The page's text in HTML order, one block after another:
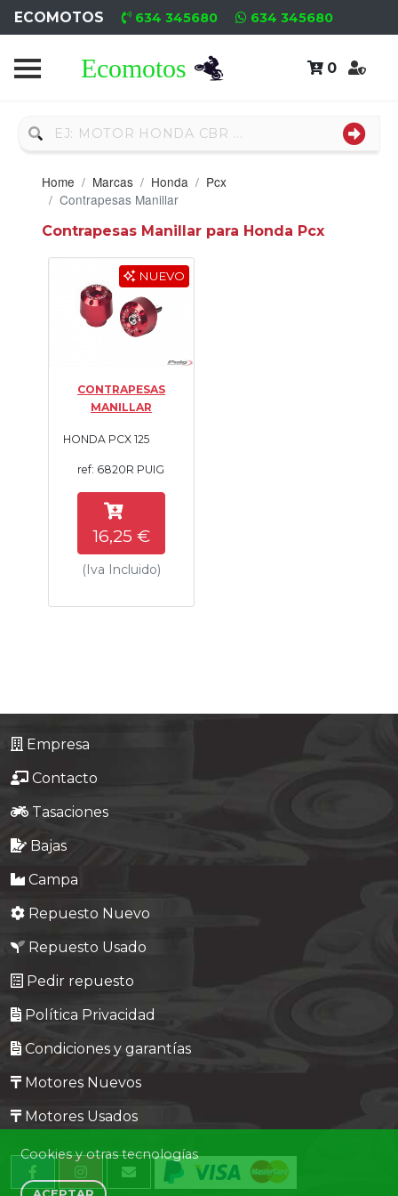
ECOMOTOS 634 345680 634 345680
0
Home
Usado
Neumáticos
Campa
Motores
Nuevos
Usados
Formulario
Empresa
Contacto
Home Marcas Honda
Pcx
Contrapesas Manillar
Contrapesas Manillar para Honda Pcx
NUEVO
CONTRAPESAS
MANILLAR
HONDA PCX 125
ref: 6820R PUIG
16,25 €
(Iva Incluido)
Empresa
Contacto
Tasaciones
Bajas
Campa
Repuesto Nuevo
Repuesto Usado
Pedir repuesto
Política Privacidad
Condiciones y garantías
Motores Nuevos
Motores Usados
Cookies y otras tecnologías